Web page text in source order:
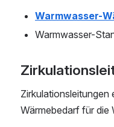
Warmwasser-
Warmwasser-
Zirkulationsleitungen
Wärmebedarf für die